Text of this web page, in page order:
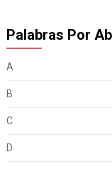
Palabras Por
A
B
C
D